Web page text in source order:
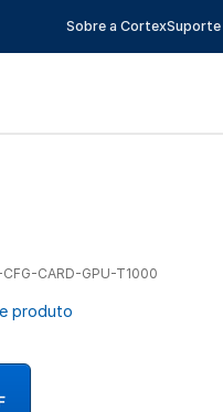
Sobre a CortexSuporte
CFG-CARD-GPU-T1000
produto